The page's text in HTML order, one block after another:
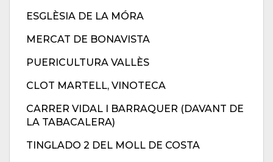
ESGLÈSIA DE LA MÓRA
MERCAT DE BONAVISTA
PUERICULTURA VALLÈS
CLOT MARTELL, VINOTECA
CARRER VIDAL I BARRAQUER (DAVANT DE
LA TABACALERA)
TINGLADO 2 DEL MOLL DE COSTA